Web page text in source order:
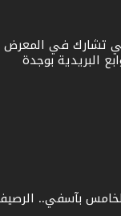
تشارك في المعرض
البريدية بوجدة
بآسفي.. الرصيف